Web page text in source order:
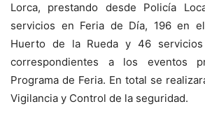
Lorca, prestando desde Policía
servicios en Feria de Día, 196 en
Huerto de la Rueda y 46
correspondientes a los eventos
Programa de Feria. En total se
Vigilancia y Control de la seguridad.